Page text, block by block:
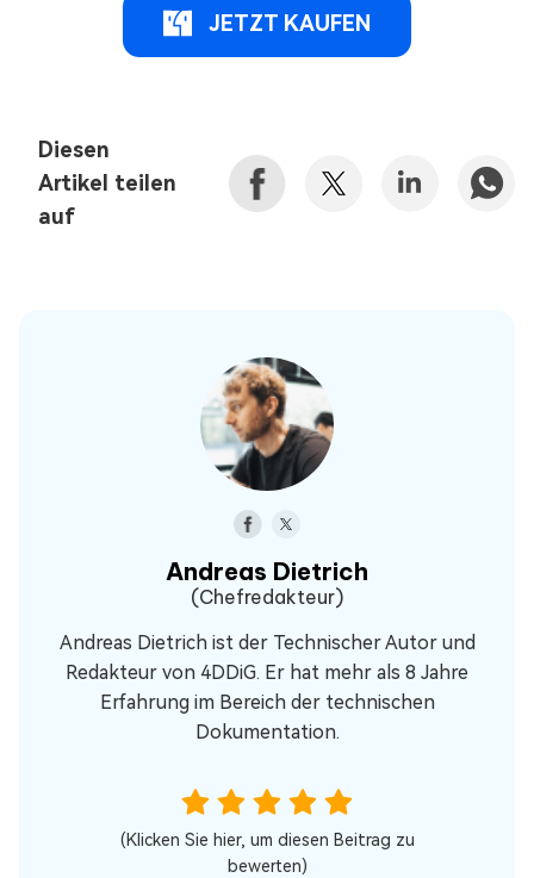
JETZT KAUFEN
Diesen
Artikel teilen
auf
Andreas Dietrich
(Chefredakteur)
Andreas Dietrich ist der Technischer Autor und
Redakteur von 4DDiG. Er hat mehr als 8 Jahre
Erfahrung im Bereich der technischen
Dokumentation.
(Klicken Sie hier, um diesen Beitrag zu
bewerten)